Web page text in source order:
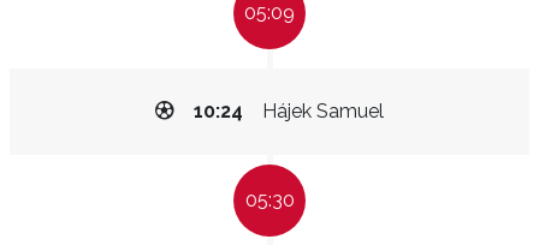
05:09
Hájek Samuel
10:24
05:30